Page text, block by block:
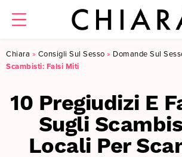
Chiara » Consigli Sul Sesso » Domande Sul
Scambisti: Falsi Miti
10 Pregiudizi E
Sugli
Locali Per